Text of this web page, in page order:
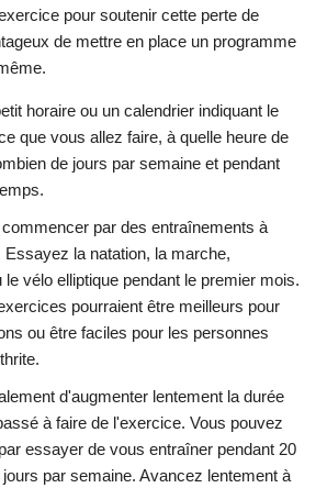
pour soutenir cette perte de
de mettre en place un programme
horaire ou un calendrier indiquant le
que vous allez faire, à quelle heure de
de jours par semaine et pendant
par des entraînements à
Essayez la natation, la marche,
le vélo elliptique pendant le premier mois.
pourraient être meilleurs pour
ou être faciles pour les personnes
d'augmenter lentement la durée
à faire de l'exercice. Vous pouvez
essayer de vous entraîner pendant 20
par semaine. Avancez lentement à